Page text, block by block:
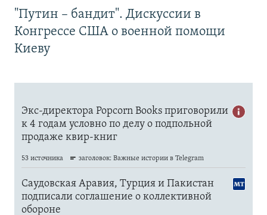
"Путин – бандит". Дискуссии в
Конгрессе США о военной помощи
Киеву